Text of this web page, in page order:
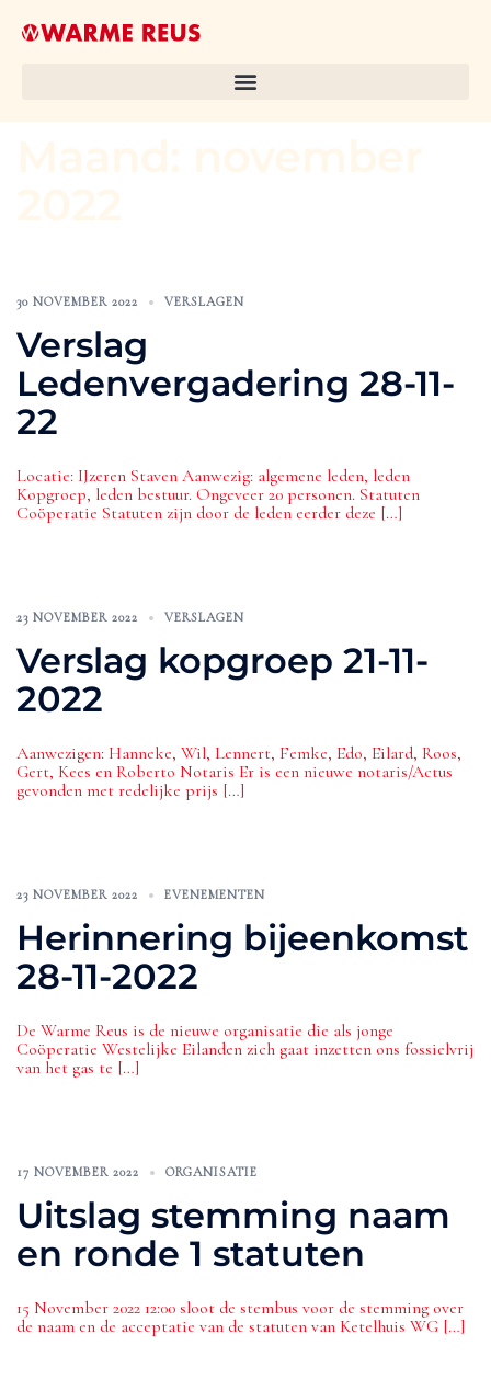
30 NOVEMBER 2022 VERSLAGEN
Verslag
Ledenvergadering 28-11-
22
Locatie: IJzeren Staven Aanwezig: algemene leden, leden
Kopgroep, leden bestuur. Ongeveer 20 personen. Statuten
Coöperatie Statuten zijn door de leden eerder deze […]
23 NOVEMBER 2022 VERSLAGEN
Verslag kopgroep 21-11-
2022
Aanwezigen: Hanneke, Wil, Lennert, Femke, Edo, Eilard, Roos,
Gert, Kees en Roberto Notaris Er is een nieuwe notaris/Actus
gevonden met redelijke prijs […]
23 NOVEMBER 2022 EVENEMENTEN
Herinnering bijeenkomst
28-11-2022
De Warme Reus is de nieuwe organisatie die als jonge
Coöperatie Westelijke Eilanden zich gaat inzetten ons fossielvrij
van het gas te […]
17 NOVEMBER 2022 ORGANISATIE
Uitslag stemming naam
en ronde 1 statuten
15 November 2022 12:00 sloot de stembus voor de stemming over
de naam en de acceptatie van de statuten van Ketelhuis WG […]